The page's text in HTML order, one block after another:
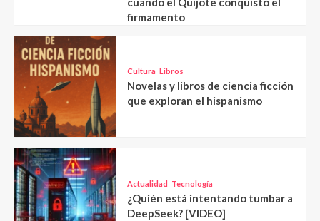
firmamento
Cultura Libros
Novelas y libros de ciencia ficción
que exploran el hispanismo
Actualidad Tecnología
¿Quién está intentando tumbar a
DeepSeek? [VIDEO]